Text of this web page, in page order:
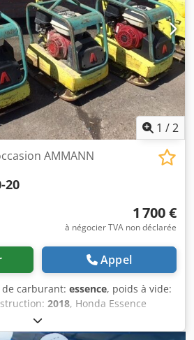
1 /2
AMMANN
20
1 700 €
à négocier TVA non déclarée
Appel
de carburant: essence, poids à vide:
2018, Honda Essence
Démarrage manuel. Poids : 199
: 30kn Largeur de plaque : 50cm